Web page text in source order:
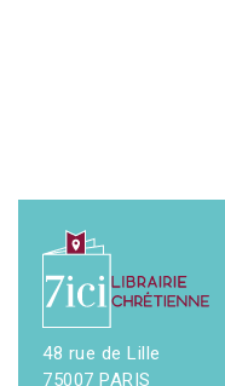
48 rue de Lille
75007 PARIS